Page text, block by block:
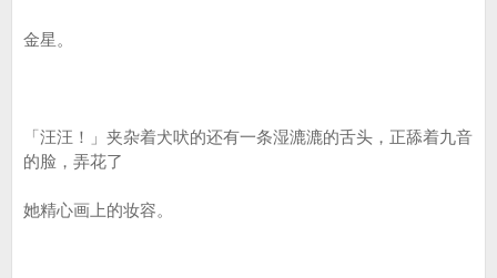
金星。
「汪汪！」夹杂着犬吠的还有一条湿漉漉的舌头，正舔着九音
的脸，弄花了
她精心画上的妆容。